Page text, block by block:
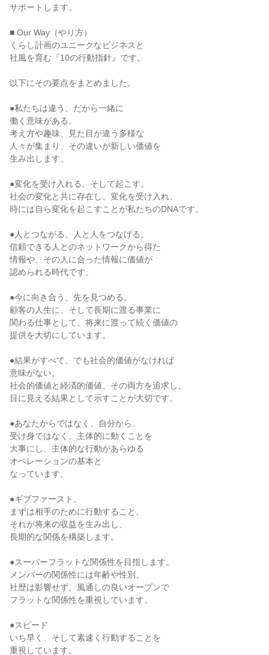
サポートします。
■ Our Way（やり方）
くらし計画のユニークなビジネスと
社風を育む『10の行動指針』です。
以下にその要点をまとめました。
●私たちは違う、だから一緒に
働く意味がある。
考え方や趣味、見た目が違う多様な
人々が集まり、その違いが新しい価値を
生み出します。
●変化を受け入れる、そして起こす。
社会の変化と共に存在し、変化を受け入れ、
時には自ら変化を起こすことが私たちのDNAです。
●人とつながる、人と人をつなげる。
信頼できる人とのネットワークから得た
情報や、その人に合った情報に価値が
認められる時代です。
●今に向き合う、先を見つめる。
顧客の人生に、そして長期に渡る事業に
関わる仕事として、将来に渡って続く価値の
提供を大切にしています。
●結果がすべて、でも社会的価値がなければ
意味がない。
社会的価値と経済的価値、その両方を追求し、
目に見える結果として示すことが大切です。
●あなたからではなく、自分から。
受け身ではなく、主体的に動くことを
大事にし、主体的な行動があらゆる
オペレーションの基本と
なっています。
●ギブファースト。
まずは相手のために行動すること、
それが将来の収益を生み出し、
長期的な関係を構築します。
●スーパーフラットな関係性を目指します。
メンバーの関係性には年齢や性別、
社歴は影響せず、風通しの良いオープンで
フラットな関係性を重視しています。
●スピード
いち早く、そして素速く行動することを
重視しています。